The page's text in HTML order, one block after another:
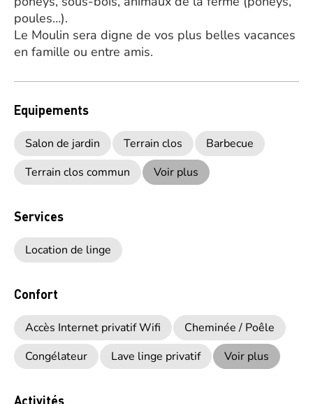
poules…).
Le Moulin sera digne de vos plus belles vacances
en famille ou entre amis.
Equipements
Salon de jardin Terrain clos
Barbecue
Terrain clos commun
Voir plus
Services
Location de linge
Confort
Accès Internet privatif Wifi
Cheminée / Poêle
Congélateur
Lave linge privatif Voir plus
Activités